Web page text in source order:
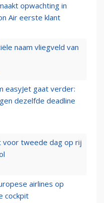
opwachting in
Air eerste klant
naam vliegveld van
easyJet gaat verder:
dezelfde deadline
voor tweede dag op rij
airlines op
cockpit